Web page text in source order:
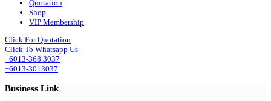
Quotation
Shop
VIP Membership
Click For Quotation
Click To Whatsapp Us
+6013-368 3037
+6013-3013037
Business Link